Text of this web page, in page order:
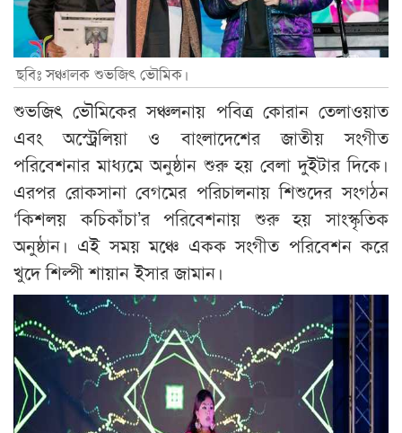
ছবিঃ সঞ্চালক শুভজিৎ ভৌমিক।
শুভজিৎ ভৌমিকের সঞ্চলনায় পবিত্র কোরান তেলাওয়াত
এবং অস্ট্রেলিয়া ও বাংলাদেশের জাতীয় সংগীত
পরিবেশনার মাধ্যমে অনুষ্ঠান শুরু হয় বেলা দুইটার দিকে।
এরপর রোকসানা বেগমের পরিচালনায় শিশুদের সংগঠন
‘কিশলয় কচিকাঁচা’র পরিবেশনায় শুরু হয় সাংস্কৃতিক
অনুষ্ঠান। এই সময় মঞ্চে একক সংগীত পরিবেশন করে
খুদে শিল্পী শায়ান ইসার জামান।